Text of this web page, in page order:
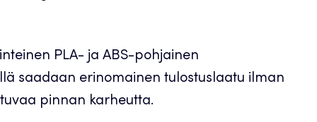
PLA- ja ABS-pohjainen
saadaan erinomainen tulostuslaatu ilman
pinnan karheutta.